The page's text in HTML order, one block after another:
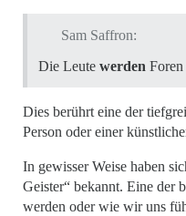
Sam Saffron:
Die Leute werden Foren
Dies berührt eine der
Person oder einer
In gewisser Weise haben
Geister“ bekannt. Eine der
werden oder wie wir uns